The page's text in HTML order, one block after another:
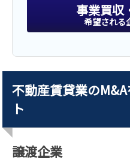
事業買収
希望される
不動産賃貸業の
ト
譲渡企業